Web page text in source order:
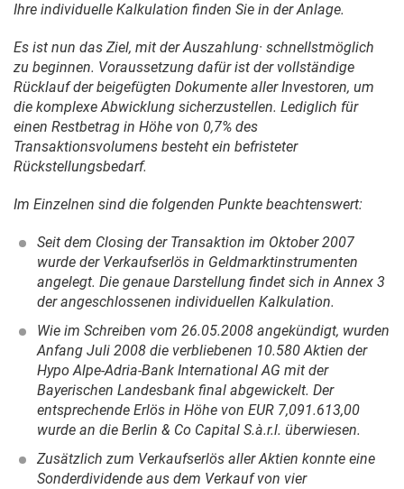
Ihre individuelle Kalkulation finden Sie in der Anlage.
Es ist nun das Ziel, mit der Auszahlung· schnellstmöglich
zu beginnen. Voraussetzung dafür ist der vollständige
Rücklauf der beigefügten Dokumente aller Investoren, um
die komplexe Abwicklung sicherzustellen. Lediglich für
einen Restbetrag in Höhe von 0,7% des
Transaktionsvolumens besteht ein befristeter
Rückstellungsbedarf.
Im Einzelnen sind die folgenden Punkte beachtenswert:
Seit dem Closing der Transaktion im Oktober 2007
wurde der Verkaufserlös in Geldmarktinstrumenten
angelegt. Die genaue Darstellung findet sich in Annex 3
der angeschlossenen individuellen Kalkulation.
Wie im Schreiben vom 26.05.2008 angekündigt, wurden
Anfang Juli 2008 die verbliebenen 10.580 Aktien der
Hypo Alpe-Adria-Bank International AG mit der
Bayerischen Landesbank final abgewickelt. Der
entsprechende Erlös in Höhe von EUR 7,091.613,00
wurde an die Berlin & Co Capital S.à.r.l. überwiesen.
Zusätzlich zum Verkaufserlös aller Aktien konnte eine
Sonderdividende aus dem Verkauf von vier